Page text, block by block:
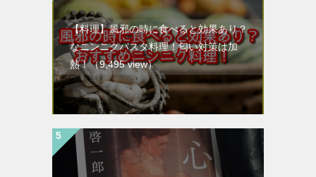
【料理】風邪の時に食べると効果あり？
なニンニクパスタ料理！匂い対策は加
熱！（9,495 view）